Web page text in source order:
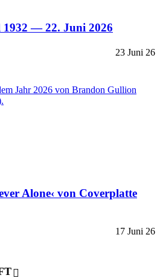
— 22. Juni 2026
23 Juni 26
Alone‹ von Coverplatte
17 Juni 26